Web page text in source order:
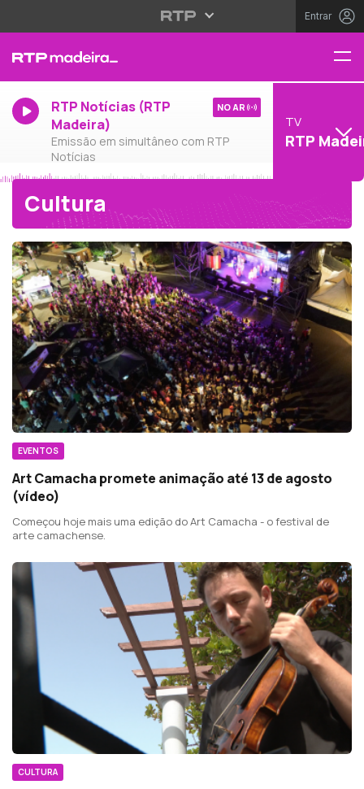
Entrar
RTP Notícias (RTP
Madeira)
Emissão em simultâneo com RTP
Notícias
NO AR
TV
RTP
Cultura
EVENTOS
Art Camacha promete animação até 13 de agosto
(vídeo)
Começou hoje mais uma edição do Art Camacha - o festival de
arte camachense.
CULTURA